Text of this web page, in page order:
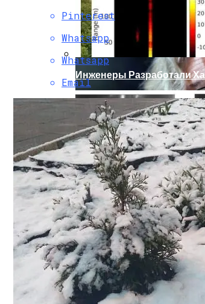
Кто Из Знаменитостей
Марина Неёлова
Инженеры Разработали
Pinterest
Whatsapp
Whatsapp
Email